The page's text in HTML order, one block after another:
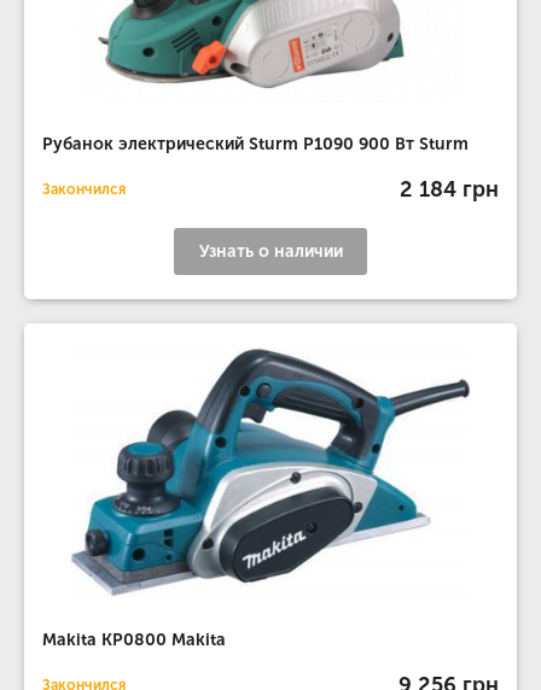
Рубанок электрический Sturm P1090 900 Вт Sturm
Закончился 2 184 грн
Узнать о наличии
Makita KP0800 Makita
Закончился 9 256 грн